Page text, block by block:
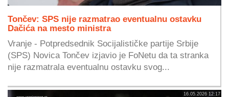
Tončev: SPS nije razmatrao eventualnu ostavku
Dačića na mesto ministra
Vranje - Potpredsednik Socijalističke partije Srbije
(SPS) Novica Tončev izjavio je FoNetu da ta stranka
nije razmatrala eventualnu ostavku svog...
16.05.2026 12:17